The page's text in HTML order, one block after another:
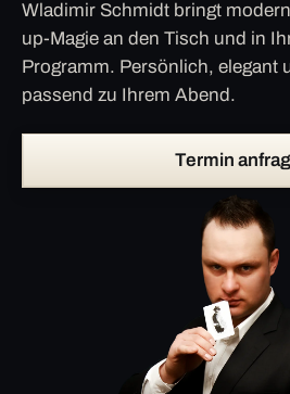
Wladimir Schmidt bringt
up-Magie an den Tisch und in
Programm. Persönlich, elegant
passend zu Ihrem Abend.
Termin